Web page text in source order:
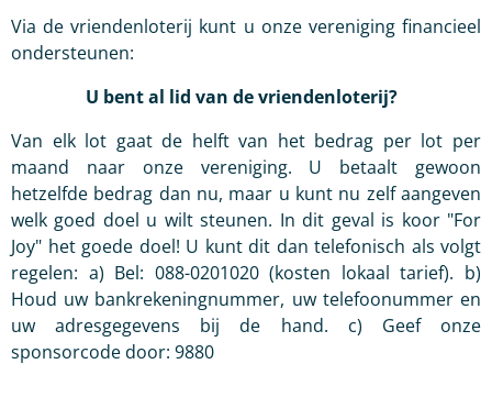
Via de vriendenloterij kunt u onze vereniging financieel
ondersteunen:
U bent al lid van devriendenloterij?
Van elk lot gaat de helft van het bedrag per lot per
maand naar onze vereniging. U betaalt gewoon
hetzelfde bedrag dan nu, maar u kunt nu zelf aangeven
welk goed doel u wilt steunen. In dit geval is koor "For
Joy" het goede doel! U kunt dit dan telefonisch als volgt
regelen: a) Bel: 088-0201020 (kosten lokaal tarief). b)
Houd uw bankrekeningnummer, uw telefoonummer en
uw adresgegevens bij de hand. c) Geef onze
sponsorcode door: 9880